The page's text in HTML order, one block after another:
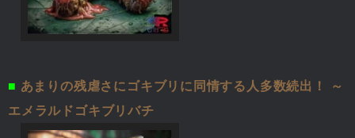
■ あまりの残虐さにゴキブリに同情する人多数続出！ ～
エメラルドゴキブリバチ